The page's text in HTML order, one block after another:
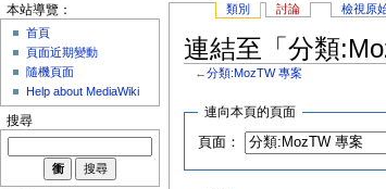
類別 討論 檢視原
連結至「分類
←分類:MozTW 專案
連向本頁的頁面
頁面：
本站導覽：
首頁
頁面近期變動
隨機頁面
Help about MediaWiki
搜尋